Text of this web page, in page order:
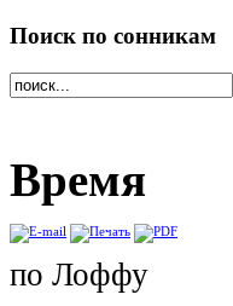
Поиск по сонникам
Время
по Лоффу